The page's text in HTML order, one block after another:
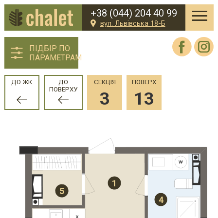
+38 (044) 204 40 99
вул. Львівська 18-Б
ПІДБІР ПО
ПАРАМЕТРАМ
ДО ЖК
ДО
ПОВЕРХУ
СЕКЦІЯ
3
ПОВЕРХ
13
1
4
5